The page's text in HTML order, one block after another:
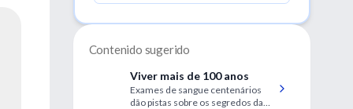
Contenido sugerido
Viver mais de 100 anos
Exames de sangue centenários
dão pistas sobre os segredos da